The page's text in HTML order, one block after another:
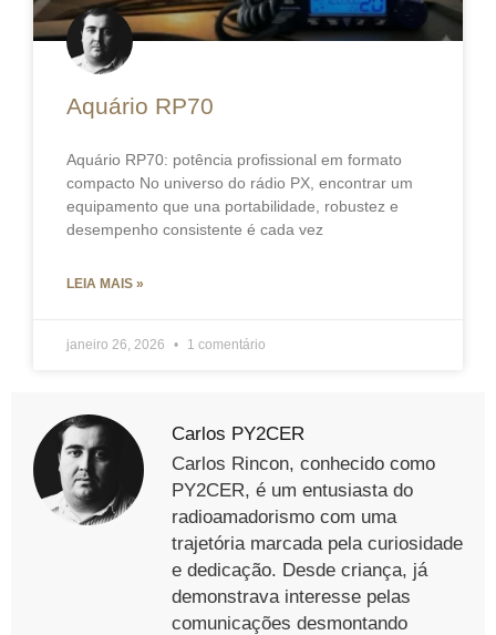
Aquário RP70
Aquário RP70: potência profissional em formato
compacto No universo do rádio PX, encontrar um
equipamento que una portabilidade, robustez e
desempenho consistente é cada vez
LEIA MAIS »
janeiro 26, 2026 1 comentário
Carlos PY2CER
Carlos Rincon, conhecido como
PY2CER, é um entusiasta do
radioamadorismo com uma
trajetória marcada pela curiosidade
e dedicação. Desde criança, já
demonstrava interesse pelas
comunicações desmontando